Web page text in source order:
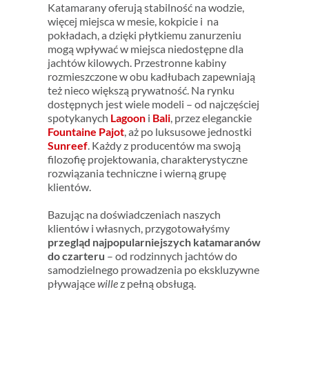
Katamarany oferują stabilność na wodzie,
więcej miejsca w mesie, kokpicie i na
pokładach, a dzięki płytkiemu zanurzeniu
mogą wpływać w miejsca niedostępne dla
jachtów kilowych. Przestronne kabiny
rozmieszczone w obu kadłubach zapewniają
też nieco większą prywatność. Na rynku
dostępnych jest wiele modeli – od najczęściej
spotykanych Lagoon i Bali, przez eleganckie
Fountaine Pajot, aż po luksusowe jednostki
Sunreef. Każdy z producentów ma swoją
filozofię projektowania, charakterystyczne
rozwiązania techniczne i wierną grupę
klientów.
Bazując na doświadczeniach naszych
klientów i własnych, przygotowałyśmy
przegląd najpopularniejszych katamaranów
do czarteru – od rodzinnych jachtów do
samodzielnego prowadzenia po ekskluzywne
pływającewillez pełną obsługą.